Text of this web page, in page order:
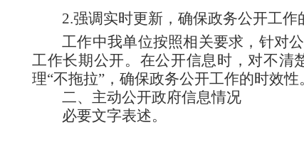
2.强调实时更新，确保政务公开工作
工作中我单位按照相关要求，针对
工作长期公开。在公开信息时，对不清
理“不拖拉”，确保政务公开工作的时效性
二、主动公开政府信息情况
必要文字表述。